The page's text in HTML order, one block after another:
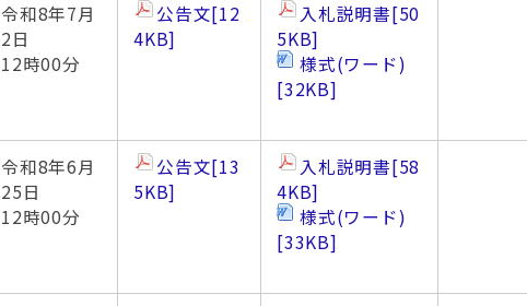
令和8年7月
2日
12時00分
公告文[12
4KB]
入札説明書[50
5KB]
様式(ワード)
[32KB]
令和8年6月
25日
12時00分
公告文[13
5KB]
入札説明書[58
4KB]
様式(ワード)
[33KB]